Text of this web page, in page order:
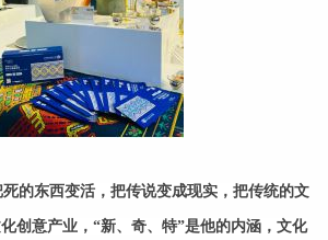
的东西变活，把传说变成现实，把传统的文
创意产业，“新、奇、特”是他的内涵，文化